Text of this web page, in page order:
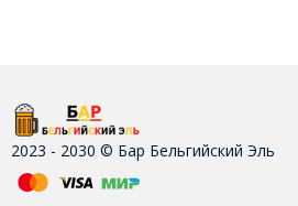
2023 - 2030 © Бар Бельгийский Эль